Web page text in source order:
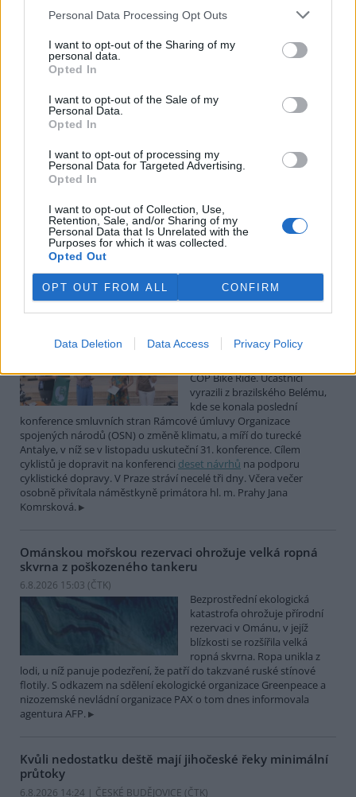
Personal Data Processing Opt Outs
I want to opt-out of the Sharing of my
personal data.
Opted In
I want to opt-out of the Sale of my
Personal Data.
Opted In
I want to opt-out of processing my
Personal Data for Targeted Advertising.
Opted In
I want to opt-out of Collection, Use,
Retention, Sale, and/or Sharing of my
Personal Data that Is Unrelated with the
Purposes for which it was collected.
Opted Out
OPT OUT FROM ALL CONFIRM
Data Deletion Data Access Privacy Policy
Podle něj tak končí dva z pěti ředitelů odborů na ČIŽP.
Veterináři v horku ošetřují více zvířat, ohrožení jsou psi
se zploštělým čumákem
6.8.2026 15:15 (ČTK)
Veterináři v současných
podle nich patří plemena psů s
krátkou lebkou a zploštělým
čumákem, jako jsou například mopsi nebo buldočci, starší jedinci a
vyhledávají veterinární ošetření nejčastěji kvůli přehřátí organismu,
dehydrataci nebo kolapsu. ČTK to sdělila viceprezidentka Komory
veterinárních lékařů ČR Kateřina Valdhans.
Do Prahy dorazili jezdci cyklistické štafety, míří na
konferenci o klimatu
Do Prahy dnes dorazili jezdci
COP Bike Ride. Účastníci
vyrazili z brazilského Belému,
kde se konala poslední
konference smluvních stran Rámcové úmluvy Organizace
spojených národů (OSN) o změně klimatu, a míří do turecké
Antalye, v níž se v listopadu uskuteční 31. konference. Cílem
cyklistů je dopravit na konferenci deset návrhů na podporu
cyklistické dopravy. V Praze stráví necelé tři dny. Včera večer
osobně přivítala náměstkyně primátora hl. m. Prahy Jana
Komrsková.
Ománskou mořskou rezervaci ohrožuje velká ropná
skvrna z poškozeného tankeru
6.8.2026 15:03 (ČTK)
Bezprostřední ekologická
katastrofa ohrožuje přírodní
rezervaci v Ománu, v jejíž
blízkosti se rozšířila velká
ropná skvrna. Ropa unikla z
lodi, u níž panuje podezření, že patří do takzvané ruské stínové
flotily. S odkazem na sdělení ekologické organizace Greenpeace a
nizozemské nevládní organizace PAX o tom dnes informovala
agentura AFP.
Kvůli nedostatku deště mají jihočeské řeky minimální
průtoky
6.8.2026 14:24 | ČESKÉ BUDĚJOVICE (ČTK)